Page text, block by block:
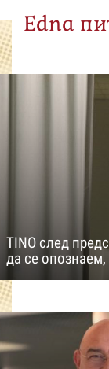
Edna
TINO след
да се